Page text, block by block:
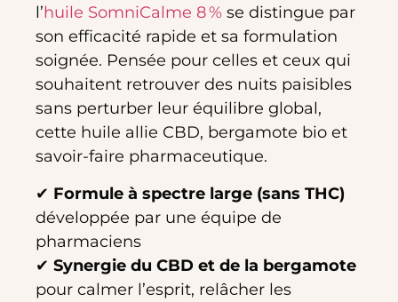
l’huile SomniCalme 8 % se distingue par
son efficacité rapide et sa formulation
soignée. Pensée pour celles et ceux qui
souhaitent retrouver des nuits paisibles
sans perturber leur équilibre global,
cette huile allie CBD, bergamote bio et
savoir-faire pharmaceutique.
✔ Formule à spectre large (sans THC)
développée par une équipe de
pharmaciens
✔ Synergie du CBD et de la bergamote
pour calmer l’esprit, relâcher les